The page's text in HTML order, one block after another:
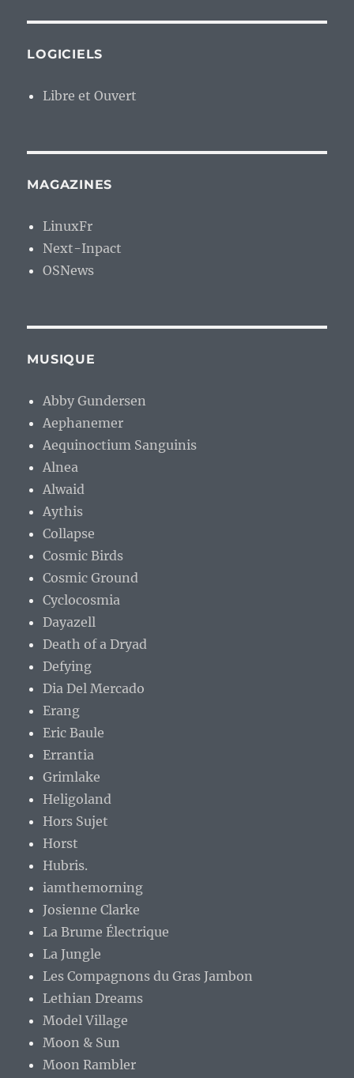
LOGICIELS
Libre et Ouvert
MAGAZINES
LinuxFr
Next-Inpact
OSNews
MUSIQUE
Abby Gundersen
Aephanemer
Aequinoctium Sanguinis
Alnea
Alwaid
Aythis
Collapse
Cosmic Birds
Cosmic Ground
Cyclocosmia
Dayazell
Death of a Dryad
Defying
Dia Del Mercado
Erang
Eric Baule
Errantia
Grimlake
Heligoland
Hors Sujet
Horst
Hubris.
iamthemorning
Josienne Clarke
La Brume Électrique
La Jungle
Les Compagnons du Gras Jambon
Lethian Dreams
Model Village
Moon & Sun
Moon Rambler